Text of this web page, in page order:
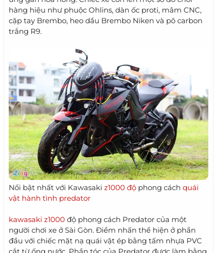
hàng hiệu như phuộc Ohlins, dàn ốc proti, mâm CNC,
cặp tay Brembo, heo dầu Brembo Niken và pô carbon
trắng R9.
Nổi bật nhất với Kawasaki z1000 độ phong cách quái
vật hành tình predator
kawasaki z1000 độ phong cách Predator của một
người chơi xe ở Sài Gòn. Điểm nhấn thể hiện ở phần
đầu với chiếc mặt nạ quái vật ép bằng tấm nhựa PVC